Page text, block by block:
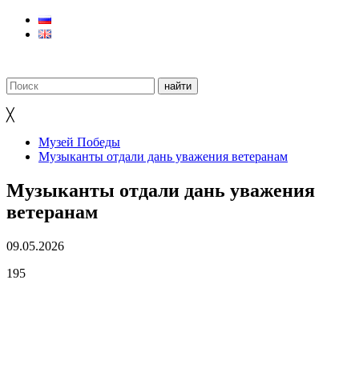
╳
Музей Победы
Музыканты отдали дань уважения ветеранам
Музыканты отдали дань уважения
ветеранам
09.05.2026
195